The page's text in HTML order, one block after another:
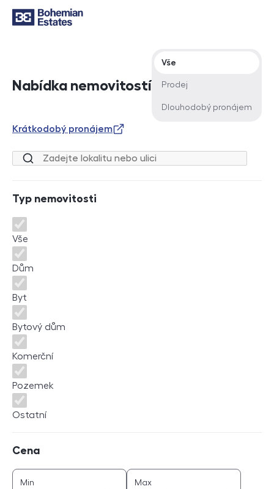
Nabídka nemovitostí
Typ nabídky
Vše
Prodej
Dlouhodobý pronájem
Krátkodobý pronájem
Lokalita nebo ulice
Typ nemovitosti
Typ nemovitosti
Vše
Dům
Byt
Bytový dům
Komerční
Pozemek
Ostatní
Cena
Min Maxcena (